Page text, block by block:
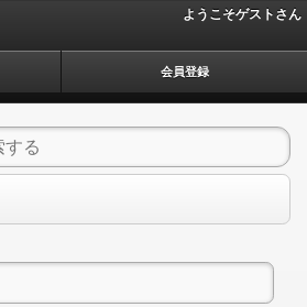
ようこそゲストさん
会員登録